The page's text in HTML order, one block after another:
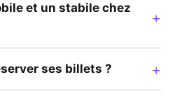
et un stabile chez
+
ses billets ? +